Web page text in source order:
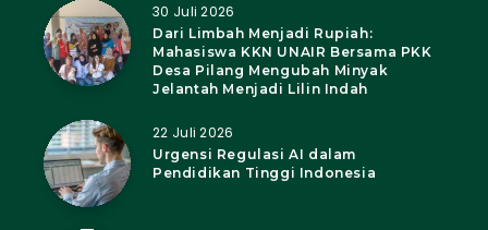
30 Juli 2026
Dari Limbah Menjadi Rupiah:
Mahasiswa KKN UNAIR Bersama PKK
Desa Pilang Mengubah Minyak
Jelantah Menjadi Lilin Indah
22 Juli 2026
Urgensi Regulasi AI dalam
Pendidikan Tinggi Indonesia